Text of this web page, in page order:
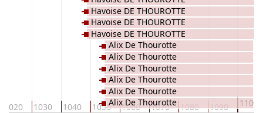
1020 1030 1040 1050 1060 1070 1080 1090 1100
Havoise DE THOUROTTE
Havoise DE THOUROTTE
Havoise DE THOUROTTE
Alix De Thourotte
Alix De Thourotte
Alix De Thourotte
Alix De Thourotte
Alix De Thourotte
Alix De Thourotte